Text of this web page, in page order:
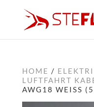
HOME /
LUFTFAHRT
AWG18 WEISS